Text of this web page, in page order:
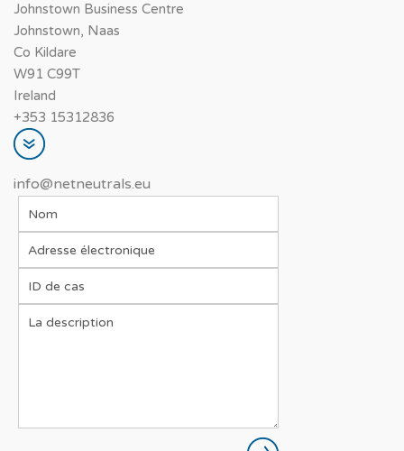
Johnstown Business Centre
Johnstown, Naas
Co Kildare
W91 C99T
Ireland
+353 15312836
info@netneutrals.eu